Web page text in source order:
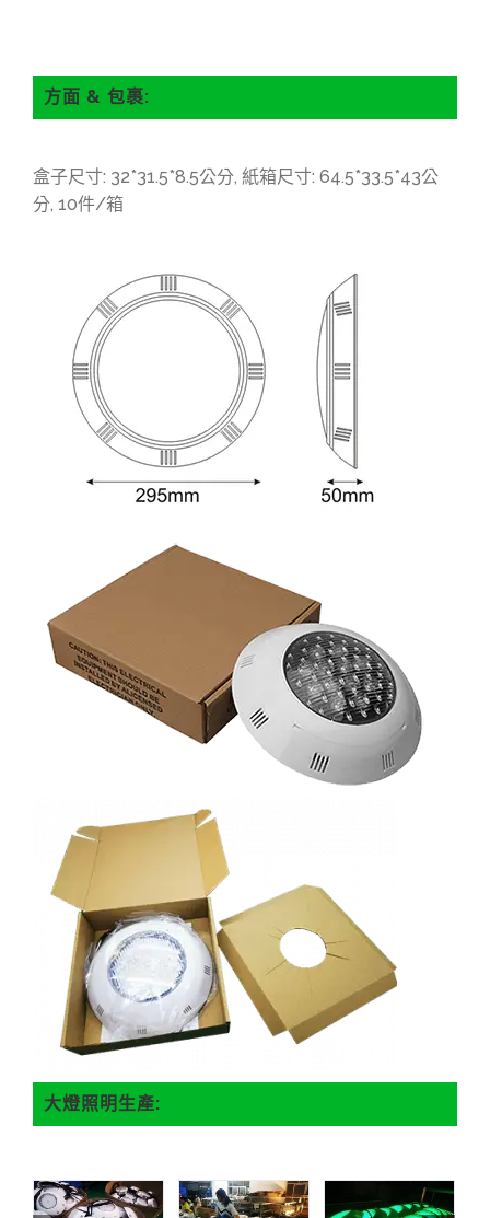
方面 & 包裹:
盒子尺寸: 32*31.5*8.5公分, 紙箱尺寸: 64.5*33.5*43公
分, 10件/箱
大燈照明生產: